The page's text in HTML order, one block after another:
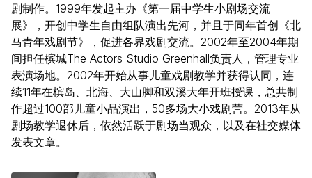
剧制作。1999年发起主办《第一届中学生小剧场交流
展》，开创中学生自由组队演出先河，并且于同年首创《北
马青年戏剧节》，促进各界戏剧交流。2002年至2004年期
间担任槟城The Actors Studio Greenhall负责人，管理专业
表演场地。2002年开始从事儿童戏剧教学并获得认同，连
续11年在槟岛、北海、大山脚和双溪大年开班授课，总共制
作超过100部儿童小品演出，50多场大小戏剧营。2013年从
剧场教学退休后，依然活跃于剧场当观众，以及在社交媒体
发表文章。